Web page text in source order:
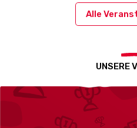
Alle
UNSERE